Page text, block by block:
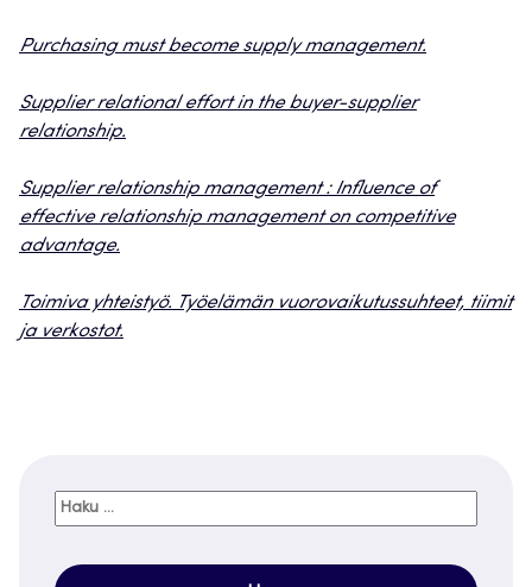
Purchasing must become supply management.
Supplier relational effort in the buyer-supplier
relationship.
Supplier relationship management : Influence of
effective relationship management on competitive
advantage.
Toimiva yhteistyö. Työelämän vuorovaikutussuhteet, tiimit
ja verkostot.
Haku: